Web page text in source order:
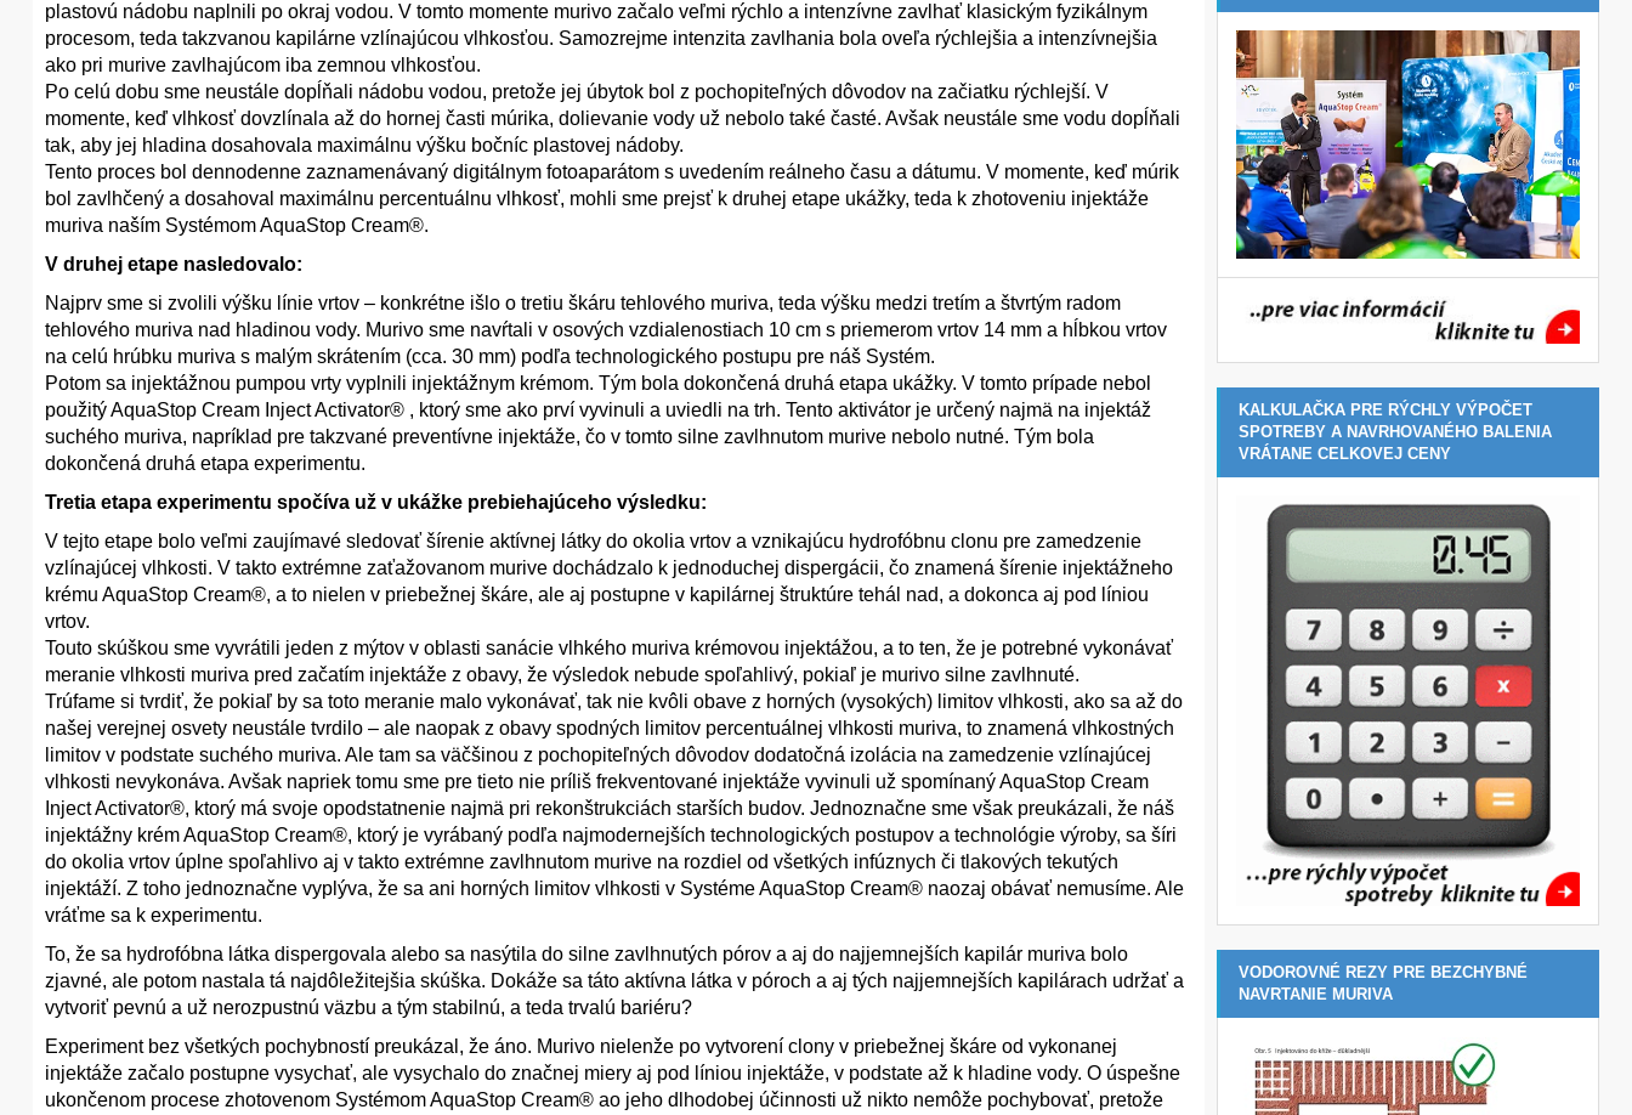
plastovú nádobu naplnili po okraj vodou. V tomto momente murivo začalo veľmi rýchlo a intenzívne zavlhať klasickým fyzikálnym
procesom, teda takzvanou kapilárne vzlínajúcou vlhkosťou. Samozrejme intenzita zavlhania bola oveľa rýchlejšia a intenzívnejšia
ako pri murive zavlhajúcom iba zemnou vlhkosťou.
Po celú dobu sme neustále dopĺňali nádobu vodou, pretože jej úbytok bol z pochopiteľných dôvodov na začiatku rýchlejší. V
momente, keď vlhkosť dovzlínala až do hornej časti múrika, dolievanie vody už nebolo také časté. Avšak neustále sme vodu dopĺňali
tak, aby jej hladina dosahovala maximálnu výšku bočníc plastovej nádoby.
Tento proces bol dennodenne zaznamenávaný digitálnym fotoaparátom s uvedením reálneho času a dátumu. V momente, keď múrik
bol zavlhčený a dosahoval maximálnu percentuálnu vlhkosť, mohli sme prejsť k druhej etape ukážky, teda k zhotoveniu injektáže
muriva naším Systémom AquaStop Cream®.
V druhej etape nasledovalo:
Najprv sme si zvolili výšku línie vrtov – konkrétne išlo o tretiu škáru tehlového muriva, teda výšku medzi tretím a štvrtým radom
tehlového muriva nad hladinou vody. Murivo sme navŕtali v osových vzdialenostiach 10 cm s priemerom vrtov 14 mm a hĺbkou vrtov
na celú hrúbku muriva s malým skrátením (cca. 30 mm) podľa technologického postupu pre náš Systém.
Potom sa injektážnou pumpou vrty vyplnili injektážnym krémom. Tým bola dokončená druhá etapa ukážky. V tomto prípade nebol
použitý AquaStop Cream Inject Activator® , ktorý sme ako prví vyvinuli a uviedli na trh. Tento aktivátor je určený najmä na injektáž
suchého muriva, napríklad pre takzvané preventívne injektáže, čo v tomto silne zavlhnutom murive nebolo nutné. Tým bola
dokončená druhá etapa experimentu.
Tretia etapa experimentu spočíva už v ukážke prebiehajúceho výsledku:
V tejto etape bolo veľmi zaujímavé sledovať šírenie aktívnej látky do okolia vrtov a vznikajúcu hydrofóbnu clonu pre zamedzenie
vzlínajúcej vlhkosti. V takto extrémne zaťažovanom murive dochádzalo k jednoduchej dispergácii, čo znamená šírenie injektážneho
krému AquaStop Cream®, a to nielen v priebežnej škáre, ale aj postupne v kapilárnej štruktúre tehál nad, a dokonca aj pod líniou
vrtov.
Touto skúškou sme vyvrátili jeden z mýtov v oblasti sanácie vlhkého muriva krémovou injektážou, a to ten, že je potrebné vykonávať
meranie vlhkosti muriva pred začatím injektáže z obavy, že výsledok nebude spoľahlivý, pokiaľ je murivo silne zavlhnuté.
Trúfame si tvrdiť, že pokiaľ by sa toto meranie malo vykonávať, tak nie kvôli obave z horných (vysokých) limitov vlhkosti, ako sa až do
našej verejnej osvety neustále tvrdilo – ale naopak z obavy spodných limitov percentuálnej vlhkosti muriva, to znamená vlhkostných
limitov v podstate suchého muriva. Ale tam sa väčšinou z pochopiteľných dôvodov dodatočná izolácia na zamedzenie vzlínajúcej
vlhkosti nevykonáva. Avšak napriek tomu sme pre tieto nie príliš frekventované injektáže vyvinuli už spomínaný AquaStop Cream
Inject Activator®, ktorý má svoje opodstatnenie najmä pri rekonštrukciách starších budov. Jednoznačne sme však preukázali, že náš
injektážny krém AquaStop Cream®, ktorý je vyrábaný podľa najmodernejších technologických postupov a technológie výroby, sa šíri
do okolia vrtov úplne spoľahlivo aj v takto extrémne zavlhnutom murive na rozdiel od všetkých infúznych či tlakových tekutých
injektáží. Z toho jednoznačne vyplýva, že sa ani horných limitov vlhkosti v Systéme AquaStop Cream® naozaj obávať nemusíme. Ale
vráťme sa k experimentu.
To, že sa hydrofóbna látka dispergovala alebo sa nasýtila do silne zavlhnutých pórov a aj do najjemnejších kapilár muriva bolo
zjavné, ale potom nastala tá najdôležitejšia skúška. Dokáže sa táto aktívna látka v póroch a aj tých najjemnejších kapilárach udržať a
vytvoriť pevnú a už nerozpustnú väzbu a tým stabilnú, a teda trvalú bariéru?
Experiment bez všetkých pochybností preukázal, že áno. Murivo nielenže po vytvorení clony v priebežnej škáre od vykonanej
injektáže začalo postupne vysychať, ale vysychalo do značnej miery aj pod líniou injektáže, v podstate až k hladine vody. O úspešne
ukončenom procese zhotovenom Systémom AquaStop Cream® ao jeho dlhodobej účinnosti už nikto nemôže pochybovať, pretože
KALKULAČKA PRE RÝCHLY VÝPOČET
SPOTREBY A NAVRHOVANÉHO BALENIA
VRÁTANE CELKOVEJ CENY
VODOROVNÉ REZY PRE BEZCHYBNÉ
NAVRTANIE MURIVA